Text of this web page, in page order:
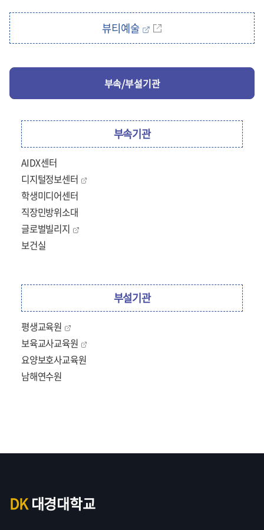
뷰티예술
부속/부설기관
부속기관
AIDX센터
디지털정보센터
학생미디어센터
직장민방위소대
글로벌빌리지
보건실
부설기관
평생교육원
보육교사교육원
요양보호사교육원
남해연수원
DK대경대학교